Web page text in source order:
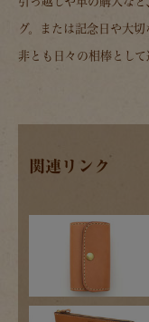
グ。または記念日や大
非とも日々の相棒として
関連リンク